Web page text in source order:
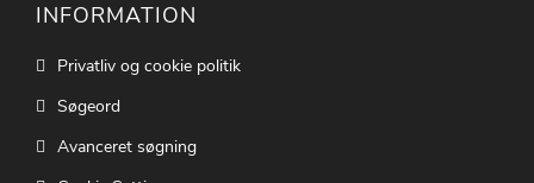
INFORMATION
Privatliv og cookie politik
Søgeord
Avanceret søgning